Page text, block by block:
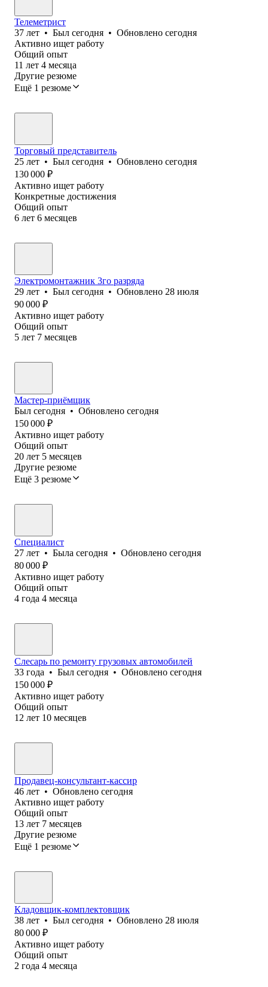
Телеметрист
37 лет • Был сегодня • Обновлено сегодня
Активно ищет работу
Общий опыт
11 лет 4 месяца
Другие резюме
Ещё 1 резюме
Торговый представитель
25 лет • Был сегодня • Обновлено сегодня
130 000 ₽
Активно ищет работу
Конкретные достижения
Общий опыт
6 лет 6 месяцев
Электромонтажник 3го разряда
29 лет • Был сегодня • Обновлено 28 июля
90 000 ₽
Активно ищет работу
Общий опыт
5 лет 7 месяцев
Мастер-приёмщик
Был сегодня • Обновлено сегодня
150 000 ₽
Активно ищет работу
Общий опыт
20 лет 5 месяцев
Другие резюме
Ещё 3 резюме
Специалист
27 лет • Была сегодня • Обновлено сегодня
80 000 ₽
Активно ищет работу
Общий опыт
4 года 4 месяца
Слесарь по ремонту грузовых автомобилей
33 года • Был сегодня • Обновлено сегодня
150 000 ₽
Активно ищет работу
Общий опыт
12 лет 10 месяцев
Продавец-консультант-кассир
46 лет • Обновлено сегодня
Активно ищет работу
Общий опыт
13 лет 7 месяцев
Другие резюме
Ещё 1 резюме
Кладовщик-комплектовщик
38 лет • Был сегодня • Обновлено 28 июля
80 000 ₽
Активно ищет работу
Общий опыт
2 года 4 месяца